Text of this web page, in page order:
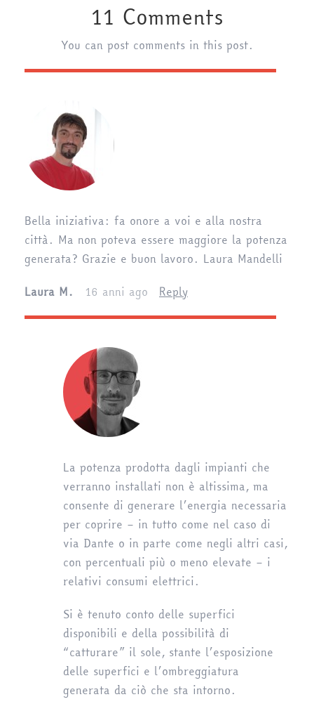
11 Comments
You can post comments in this post.
Bella iniziativa: fa onore a voi e alla nostra
città. Ma non poteva essere maggiore la potenza
generata? Grazie e buon lavoro. Laura Mandelli
Laura M.
16 anni ago Reply
La potenza prodotta dagli impianti che
verranno installati non è altissima, ma
consente di generare l’energia necessaria
per coprire – in tutto come nel caso di
via Dante o in parte come negli altri casi,
con percentuali più o meno elevate – i
relativi consumi elettrici.
Si è tenuto conto delle superfici
disponibili e della possibilità di
“catturare” il sole, stante l’esposizione
delle superfici e l’ombreggiatura
generata da ciò che sta intorno.